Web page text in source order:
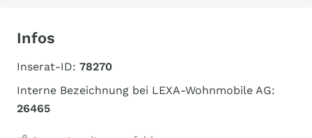
Infos
Inserat-ID: 78270
Interne Bezeichnung bei LEXA-Wohnmobile AG:
26465